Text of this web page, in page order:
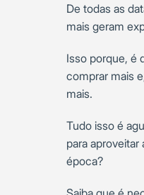
De todas as
mais geram
Isso porque, é
comprar mais
mais.
Tudo isso é
para
época?